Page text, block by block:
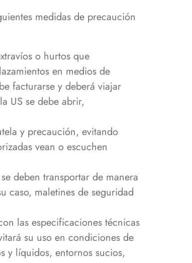
medidas de precaución
o hurtos que
en medios de
facturarse y deberá viajar
US se debe abrir,
y precaución, evitando
vean o escuchen
deben transportar de manera
caso, maletines de seguridad
las especificaciones técnicas
su uso en condiciones de
y líquidos, entornos sucios,